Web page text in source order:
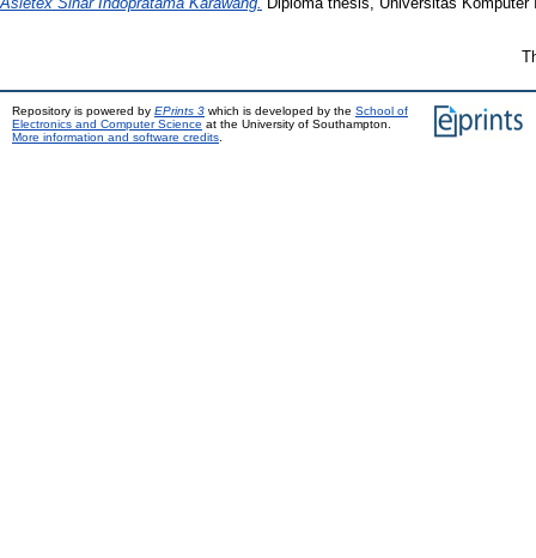
Repository is powered by EPrints 3 which is developed by the School of
Electronics and Computer Science at the University of Southampton.
More information and software credits